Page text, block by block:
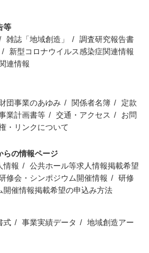
等
雑誌「地域創造」
調査研究報告書
新型コロナウイルス感染症関連情報
連情報
団事業のあゆみ 関係者名簿
定款
業計画書等
交通・アクセス
お問
・リンクについて
らの情報ページ
情報
公共ホール等求人情報掲載希望
修会・シンポジウム開催情報
研修
開催情報掲載希望の申込み方法
式
事業実績データ
地域創造アー